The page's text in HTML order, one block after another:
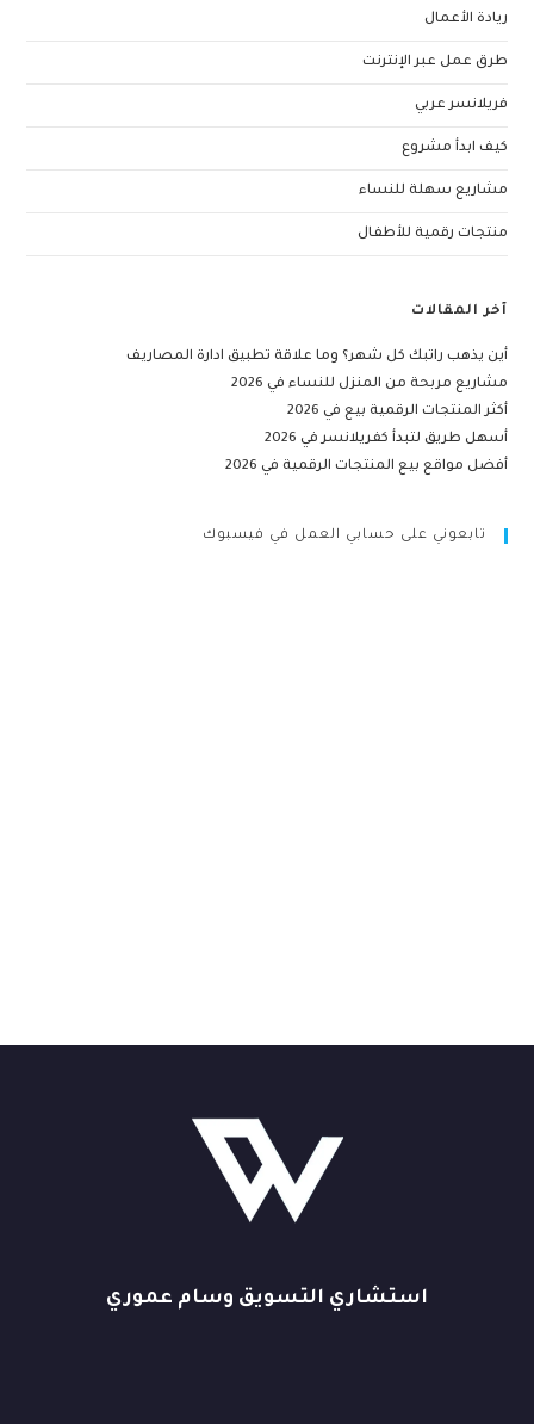
ريادة الأعمال
طرق عمل عبر الإنترنت
فريلانسر عربي
كيف ابدأ مشروع
مشاريع سهلة للنساء
منتجات رقمية للأطفال
آخر المقالات
أين يذهب راتبك كل شهر؟ وما علاقة تطبيق ادارة المصاريف
مشاريع مربحة من المنزل للنساء في 2026
أكثر المنتجات الرقمية بيع في 2026
أسهل طريق لتبدأ كفريلانسر في 2026
أفضل مواقع بيع المنتجات الرقمية في 2026
تابعوني على حسابي العمل في فيسبوك
استشاري التسويق وسام عموري